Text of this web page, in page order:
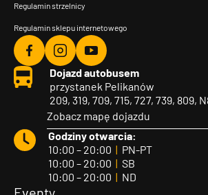
Regulamin strzelnicy
Regulamin sklepu internetowego
Agvo
Facebook
Agvo
Instagram
Agvo
YouTube
Dojazd autobusem
przystanek Pelikanów
209, 319, 709, 715, 727, 739, 809,
Zobacz mapę dojazdu
Godziny otwarcia:
10:00 – 20:00 | PN-PT
10:00 – 20:00 | SB
10:00 – 20:00 | ND